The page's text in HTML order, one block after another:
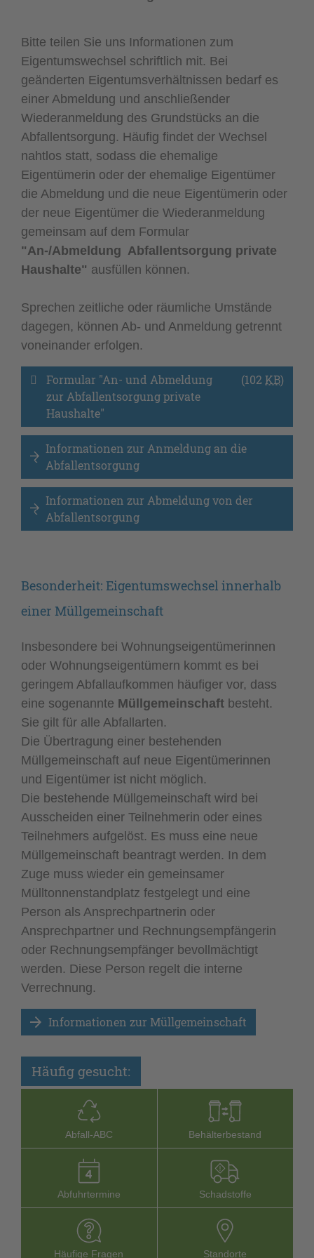
Bitte teilen Sie uns Informationen zum
Eigentumswechsel schriftlich mit. Bei
geänderten Eigentumsverhältnissen bedarf es
einer Abmeldung und anschließender
Wiederanmeldung des Grundstücks an die
Abfallentsorgung. Häufig findet der Wechsel
nahtlos statt, sodass die ehemalige
Eigentümerin oder der ehemalige Eigentümer
die Abmeldung und die neue Eigentümerin oder
der neue Eigentümer die Wiederanmeldung
gemeinsam auf dem Formular
"An-/Abmeldung Abfallentsorgung private
Haushalte" ausfüllen können.
Sprechen zeitliche oder räumliche Umstände
dagegen, können Ab- und Anmeldung getrennt
voneinander erfolgen.
Formular "An- und Abmeldung
zur Abfallentsorgung private
Haushalte"
(102 KB)
Informationen zur Anmeldung an die
Abfallentsorgung
Informationen zur Abmeldung von der
Abfallentsorgung
Besonderheit: Eigentumswechsel innerhalb
einer Müllgemeinschaft
Insbesondere bei Wohnungseigentümerinnen
oder Wohnungseigentümern kommt es bei
geringem Abfallaufkommen häufiger vor, dass
eine sogenannte Müllgemeinschaft besteht.
Sie gilt für alle Abfallarten.
Die Übertragung einer bestehenden
Müllgemeinschaft auf neue Eigentümerinnen
und Eigentümer ist nicht möglich.
Die bestehende Müllgemeinschaft wird bei
Ausscheiden einer Teilnehmerin oder eines
Teilnehmers aufgelöst. Es muss eine neue
Müllgemeinschaft beantragt werden. In dem
Zuge muss wieder ein gemeinsamer
Mülltonnenstandplatz festgelegt und eine
Person als Ansprechpartnerin oder
Ansprechpartner und Rechnungsempfängerin
oder Rechnungsempfänger bevollmächtigt
werden. Diese Person regelt die interne
Verrechnung.
Informationen zur Müllgemeinschaft
Häufig gesucht:
Abfall-­ABC Behälterbestand
Abfuhrtermine Schadstoffe
Häufige Fragen Stand­orte